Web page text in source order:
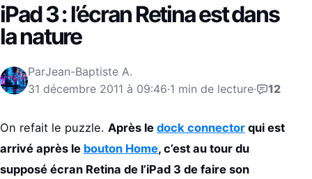
iPad 3 : l’écran Retina est dans
la nature
ParJean-Baptiste A.
31 décembre 2011 à 09:46·1 min de lecture· 12
On refait le puzzle. Après le dock connector qui est
arrivé après le bouton Home, c’est au tour du
supposé écran Retina de l’iPad 3 de faire son